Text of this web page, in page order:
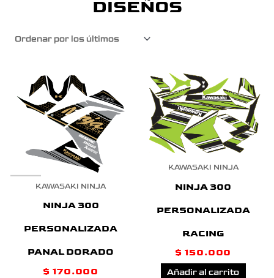
DISEÑOS
KAWASAKI NINJA
NINJA 300
PERSONALIZADA
PANAL DORADO
$ 170.000
KAWASAKI NINJA
NINJA 300
PERSONALIZADA
RACING
$ 150.000
Añadir al carrito